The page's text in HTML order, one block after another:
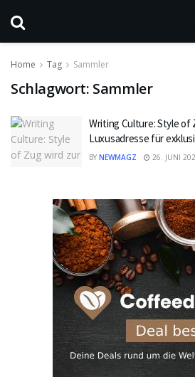
Home Tag Sammler
Schlagwort: Sammler
Writing Culture: Style of
Luxusadresse für
BY NEWMAGZ 26. JUNI